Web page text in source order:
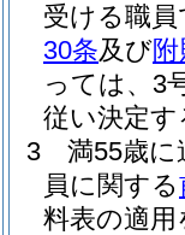
受ける職
30条及び
っては、3
従い決定
3
満55歳
員に関する
料表の適